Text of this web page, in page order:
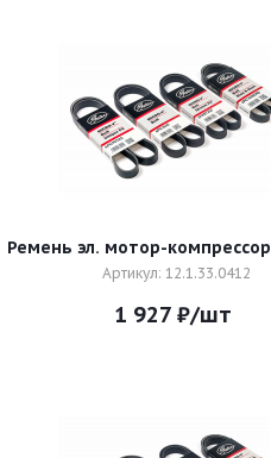
Ремень эл. мотор-компрессор
Артикул: 12.1.33.0412
1 927₽/шт